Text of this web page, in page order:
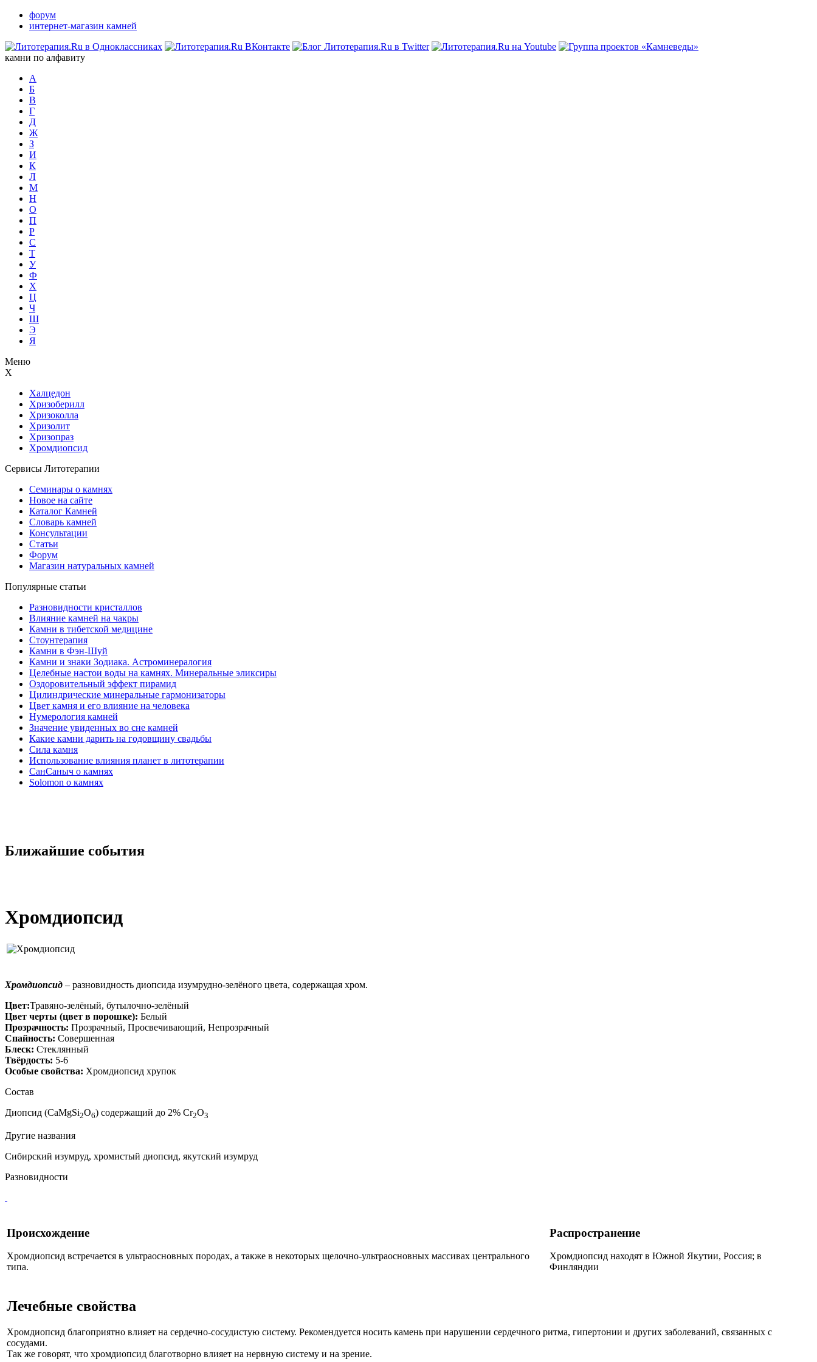
форум
интернет-магазин камней
камни по алфавиту
А
Б
В
Г
Д
Ж
З
И
К
Л
М
Н
О
П
Р
С
Т
У
Ф
Х
Ц
Ч
Ш
Э
Я
Меню
Х
Халцедон
Хризоберилл
Хризоколла
Хризолит
Хризопраз
Хромдиопсид
Сервисы Литотерапии
Семинары о камнях
Новое на сайте
Каталог Камней
Словарь камней
Консультации
Статьи
Форум
Магазин натуральных камней
Популярные статьи
Разновидности кристаллов
Влияние камней на чакры
Камни в тибетской медицине
Стоунтерапия
Камни в Фэн-Шуй
Камни и знаки Зодиака. Астроминералогия
Целебные настои воды на камнях. Минеральные эликсиры
Оздоровительный эффект пирамид
Цилиндрические минеральные гармонизаторы
Цвет камня и его влияние на человека
Нумерология камней
Значение увиденных во сне камней
Какие камни дарить на годовщину свадьбы
Cила камня
Использование влияния планет в литотерапии
СанСаныч о камнях
Solomon о камнях
Ближайшие события
Хромдиопсид
Хромдиопсид – разновидность диопсида изумрудно-зелёного цвета, содержащая хром.
Цвет:Травяно-зелёный, бутылочно-зелёный
Цвет черты (цвет в порошке): Белый
Прозрачность: Прозрачный, Просвечивающий, Непрозрачный
Спайность: Совершенная
Блеск: Стеклянный
Твёрдость: 5-6
Особые свойства: Хромдиопсид хрупок
Состав
Диопсид (CaMgSi2O6) содержащий до 2% Cr2O3
Другие названия
Сибирский изумруд, хромистый диопсид, якутский изумруд
Разновидности
Происхождение
Хромдиопсид встречается в ультраосновных породах, а также в некоторых щелочно-ультраосновных массивах центрального
типа.
Распространение
Хромдиопсид находят в Южной Якутии, Россия; в
Финляндии
Лечебные свойства
Хромдиопсид благоприятно влияет на сердечно-сосудистую систему. Рекомендуется носить камень при нарушении сердечного ритма, гипертонии и других заболеваний, связанных с
сосудами.
Так же говорят, что хромдиопсид благотворно влияет на нервную систему и на зрение.